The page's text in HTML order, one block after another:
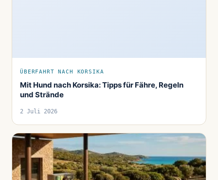
ÜBERFAHRT NACH KORSIKA
Mit Hund nach Korsika: Tipps für Fähre, Regeln
und Strände
2 Juli 2026